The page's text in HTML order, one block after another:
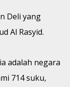
Deli yang
Al Rasyid.
adalah negara
714 suku,